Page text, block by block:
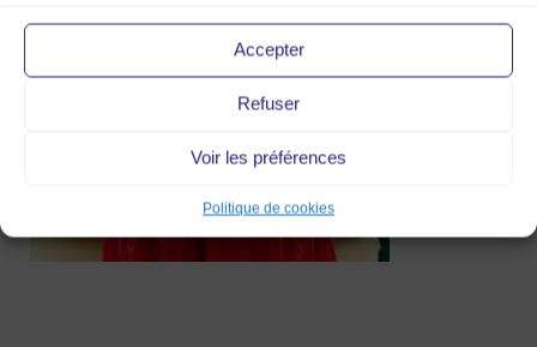
Accepter
Refuser
Voir les préférences
Politique de cookies